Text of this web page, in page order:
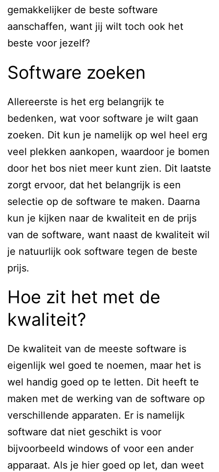
gemakkelijker de beste software
aanschaffen, want jij wilt toch ook het
beste voor jezelf?
Software zoeken
Allereerste is het erg belangrijk te
bedenken, wat voor software je wilt gaan
zoeken. Dit kun je namelijk op wel heel erg
veel plekken aankopen, waardoor je bomen
door het bos niet meer kunt zien. Dit laatste
zorgt ervoor, dat het belangrijk is een
selectie op de software te maken. Daarna
kun je kijken naar de kwaliteit en de prijs
van de software, want naast de kwaliteit wil
je natuurlijk ook software tegen de beste
prijs.
Hoe zit het met de
kwaliteit?
De kwaliteit van de meeste software is
eigenlijk wel goed te noemen, maar het is
wel handig goed op te letten. Dit heeft te
maken met de werking van de software op
verschillende apparaten. Er is namelijk
software dat niet geschikt is voor
bijvoorbeeld windows of voor een ander
apparaat. Als je hier goed op let, dan weet